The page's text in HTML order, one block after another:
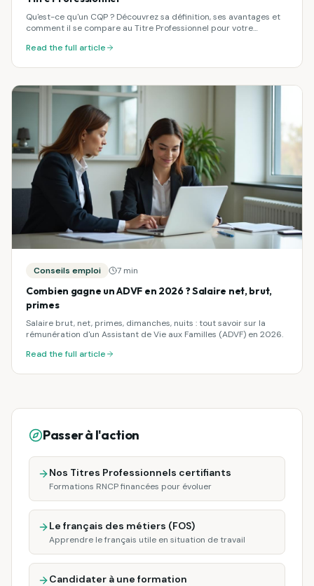
Qu'est-ce qu'un CQP ? Découvrez sa définition, ses avantages et
comment il se compare au Titre Professionnel pour votre
Read the full article
Conseils emploi 7 min
Combien gagne un ADVF en 2026 ? Salaire net, brut,
primes
Salaire brut, net, primes, dimanches, nuits : tout savoir sur la
rémunération d'un Assistant de Vie aux Familles (ADVF) en 2026.
Read the full article
Passer à l'action
Nos Titres Professionnels certifiants
Formations RNCP financées pour évoluer
Le français des métiers (FOS)
Apprendre le français utile en situation de travail
Candidater à une formation